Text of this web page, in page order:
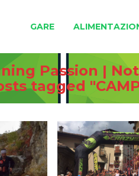
GARE
Passion |
tagged